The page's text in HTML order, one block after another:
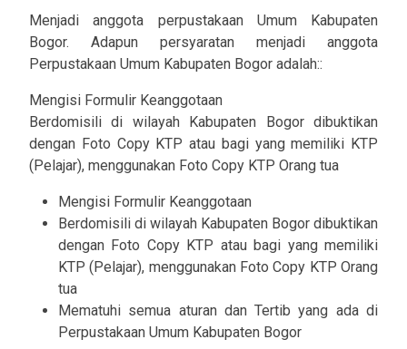
Menjadi anggota perpustakaan Umum Kabupaten
Bogor. Adapun persyaratan menjadi anggota
Perpustakaan Umum Kabupaten Bogor adalah::
Mengisi Formulir Keanggotaan
Berdomisili di wilayah Kabupaten Bogor dibuktikan
dengan Foto Copy KTP atau bagi yang memiliki KTP
(Pelajar), menggunakan Foto Copy KTP Orang tua
Mengisi Formulir Keanggotaan
Berdomisili di wilayah Kabupaten Bogor dibuktikan
dengan Foto Copy KTP atau bagi yang memiliki
KTP (Pelajar), menggunakan Foto Copy KTP Orang
tua
Mematuhi semua aturan dan Tertib yang ada di
Perpustakaan Umum Kabupaten Bogor